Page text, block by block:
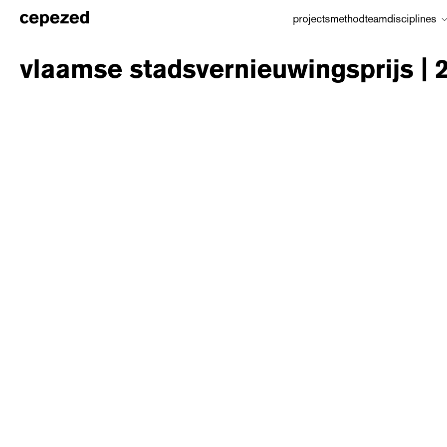
projectsmethodteamdisciplines
vlaamse stadsvernieuwingsprijs |